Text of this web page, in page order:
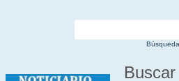
Buscar